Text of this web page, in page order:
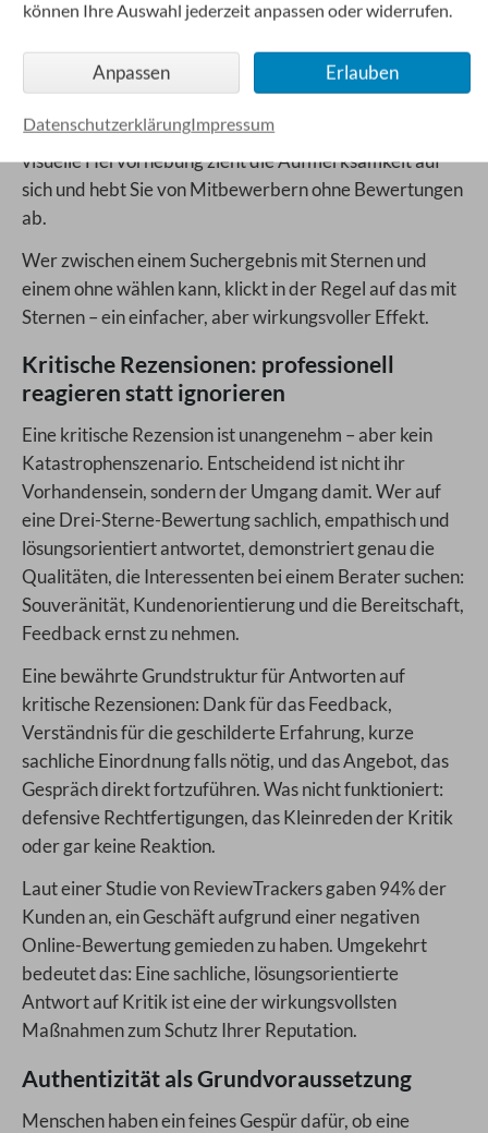
Rezensionen ermöglichen zudem die Anzeige von
Suchergebnissen – als sogenannte Rich Snippets. Diese
visuelle Hervorhebung zieht die Aufmerksamkeit auf
sich und hebt Sie von Mitbewerbern ohne Bewertungen
ab.
Wer zwischen einem Suchergebnis mit Sternen und
einem ohne wählen kann, klickt in der Regel auf das mit
Sternen – ein einfacher, aber wirkungsvoller Effekt.
Kritische Rezensionen: professionell
reagieren statt ignorieren
Eine kritische Rezension ist unangenehm – aber kein
Katastrophenszenario. Entscheidend ist nicht ihr
Vorhandensein, sondern der Umgang damit. Wer auf
eine Drei-Sterne-Bewertung sachlich, empathisch und
lösungsorientiert antwortet, demonstriert genau die
Qualitäten, die Interessenten bei einem Berater suchen:
Souveränität, Kundenorientierung und die Bereitschaft,
Feedback ernst zu nehmen.
Eine bewährte Grundstruktur für Antworten auf
kritische Rezensionen: Dank für das Feedback,
Verständnis für die geschilderte Erfahrung, kurze
sachliche Einordnung falls nötig, und das Angebot, das
Gespräch direkt fortzuführen. Was nicht funktioniert:
defensive Rechtfertigungen, das Kleinreden der Kritik
oder gar keine Reaktion.
Laut einer Studie von ReviewTrackers gaben 94% der
Kunden an, ein Geschäft aufgrund einer negativen
Online-Bewertung gemieden zu haben. Umgekehrt
bedeutet das: Eine sachliche, lösungsorientierte
Antwort auf Kritik ist eine der wirkungsvollsten
Maßnahmen zum Schutz Ihrer Reputation.
Authentizität als Grundvoraussetzung
Menschen haben ein feines Gespür dafür, ob eine
können Ihre Auswahl jederzeit anpassen oder widerrufen.
Anpassen Erlauben
DatenschutzerklärungImpressum